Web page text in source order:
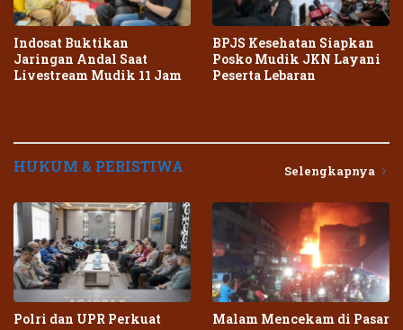
Indosat Buktikan
Jaringan Andal Saat
Livestream Mudik 11 Jam
BPJS Kesehatan Siapkan
Posko Mudik JKN Layani
Peserta Lebaran
HUKUM & PERISTIWA Selengkapnya
Polri dan UPR Perkuat
Malam Mencekam di Pasar